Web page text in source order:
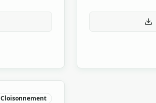
Cloisonnement